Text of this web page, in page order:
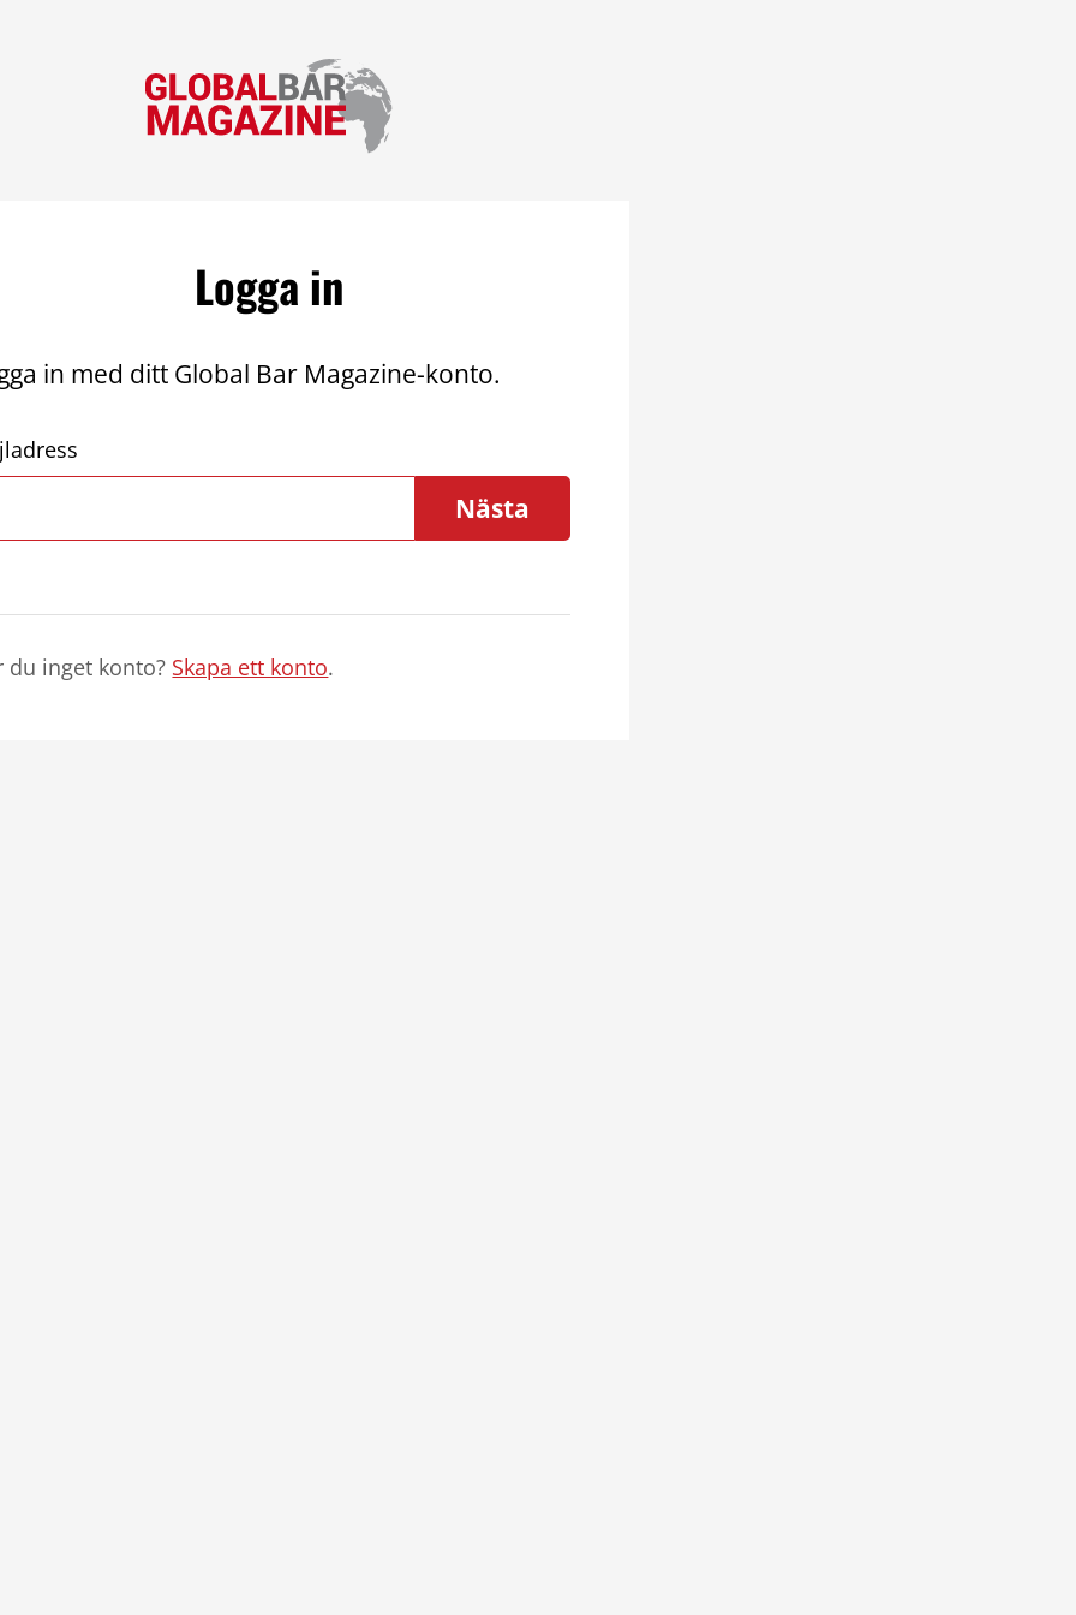
Logga in
in med ditt Global Bar Magazine-konto.
Nästa
du inget konto? Skapa ett konto.